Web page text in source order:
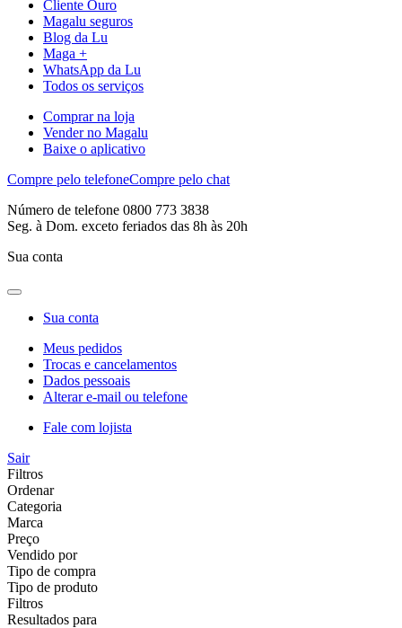
Cliente Ouro
Magalu seguros
Blog da Lu
Maga +
WhatsApp da Lu
Todos os serviços
Comprar na loja
Vender no Magalu
Baixe o aplicativo
Compre pelo telefoneCompre pelo chat
Número de telefone 0800 773 3838
Seg. à Dom. exceto feriados das 8h às 20h
Sua conta
Sua conta
Meus pedidos
Trocas e cancelamentos
Dados pessoais
Alterar e-mail ou telefone
Fale com lojista
Sair
Filtros
Ordenar
Categoria
Marca
Preço
Vendido por
Tipo de compra
Tipo de produto
Filtros
Resultados para